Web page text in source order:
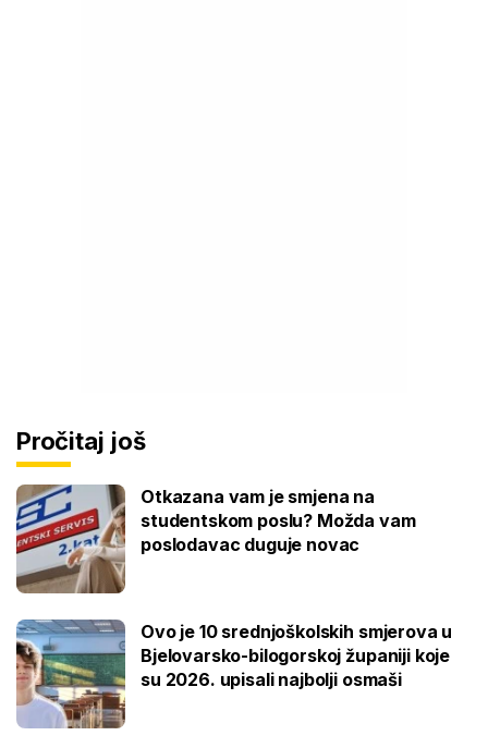
Pročitaj još
Otkazana vam je smjena na
studentskom poslu? Možda vam
poslodavac duguje novac
Ovo je 10 srednjoškolskih smjerova u
Bjelovarsko-bilogorskoj županiji koje
su 2026. upisali najbolji osmaši